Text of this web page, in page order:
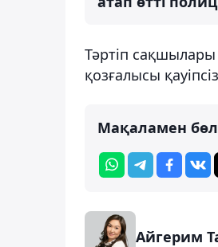
Тәртіп
қозғалысы
Мақаламен
Айгерим